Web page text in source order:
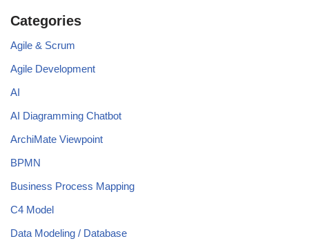
Categories
Agile & Scrum
Agile Development
AI
AI Diagramming Chatbot
ArchiMate Viewpoint
BPMN
Business Process Mapping
C4 Model
Data Modeling / Database